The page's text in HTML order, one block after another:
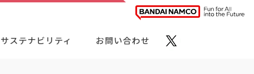
サステナビリティ お問い合わせ